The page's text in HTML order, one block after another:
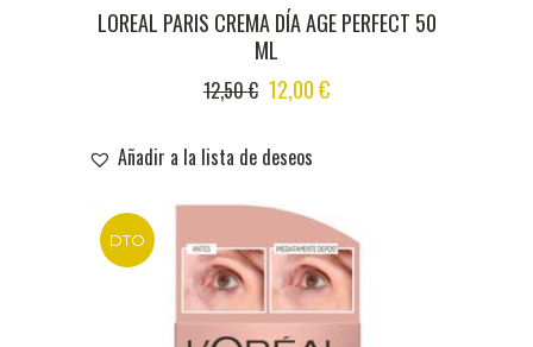
LOREAL PARIS CREMA DÍA AGE PERFECT 50
ML
12,50€ ORIGINAL
WAS:
12,50 €.
12,00€CURRENT
Añadir a la lista de deseos
DTO